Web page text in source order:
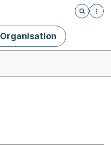
Öffnet
Organisation